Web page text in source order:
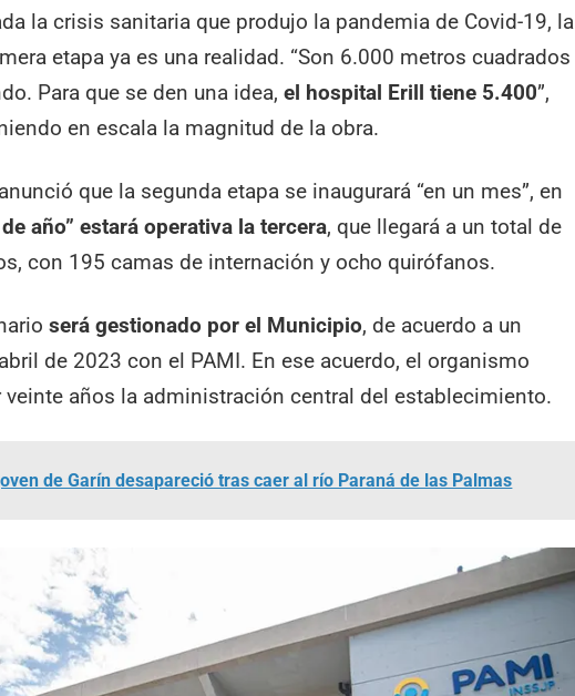
la crisis sanitaria que produjo la pandemia de Covid-19, la
etapa ya es una realidad. “Son 6.000 metros cuadrados
Para que se den una idea,el hospital Erill tiene 5.400”,
en escala la magnitud de la obra.
que la segunda etapa se inaugurará “en un mes”, en
año” estará operativa la tercera, que llegará a un total de
con 195 camas de internación y ocho quirófanos.
será gestionado por el Municipio, de acuerdo a un
de 2023 con el PAMI. En ese acuerdo, el organismo
años la administración central del establecimiento.
de Garín desapareció tras caer al río Paraná de las Palmas